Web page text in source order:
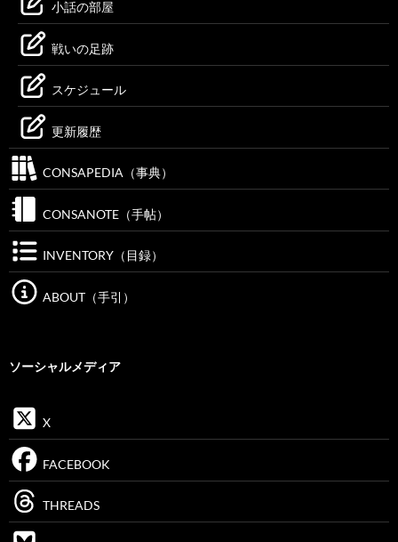
小話の部屋
戦いの足跡
スケジュール
更新履歴
CONSAPEDIA（事典）
CONSANOTE（手帖）
INVENTORY（目録）
ABOUT（手引）
ソーシャルメディア
X
FACEBOOK
THREADS